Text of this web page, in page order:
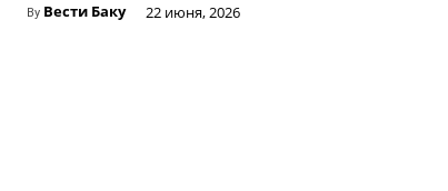
By Вести Баку 22 июня, 2026